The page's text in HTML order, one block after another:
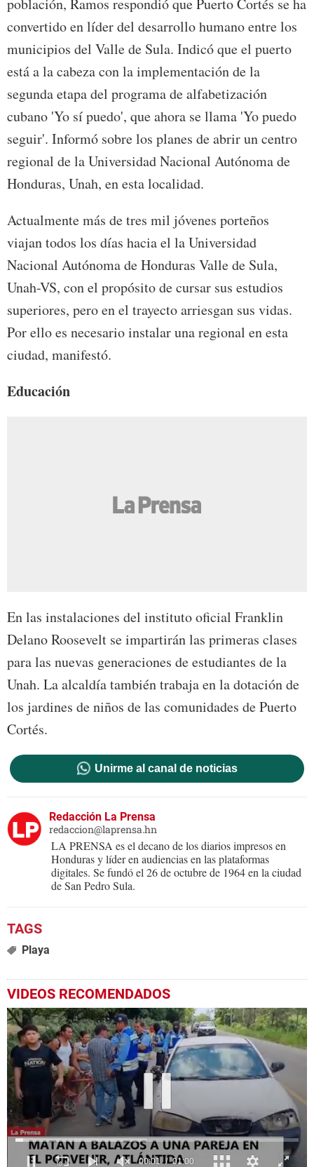
convertido en líder del desarrollo humano entre los
municipios del Valle de Sula. Indicó que el puerto
está a la cabeza con la implementación de la
segunda etapa del programa de alfabetización
cubano 'Yo sí puedo', que ahora se llama 'Yo puedo
seguir'. Informó sobre los planes de abrir un centro
regional de la Universidad Nacional Autónoma de
Honduras, Unah, en esta localidad.
Actualmente más de tres mil jóvenes porteños
viajan todos los días hacia el la Universidad
Nacional Autónoma de Honduras Valle de Sula,
Unah-VS, con el propósito de cursar sus estudios
superiores, pero en el trayecto arriesgan sus vidas.
Por ello es necesario instalar una regional en esta
ciudad, manifestó.
Educación
En las instalaciones del instituto oficial Franklin
Delano Roosevelt se impartirán las primeras clases
para las nuevas generaciones de estudiantes de la
Unah. La alcaldía también trabaja en la dotación de
los jardines de niños de las comunidades de Puerto
Cortés.
Unirme al canal de noticias
Redacción La Prensa
redaccion@laprensa.hn
LA PRENSA es el decano de los diarios impresos en
Honduras y líder en audiencias en las plataformas
digitales. Se fundó el 26 de octubre de 1964 en la ciudad
de San Pedro Sula.
Playa
VIDEOS RECOMENDADOS